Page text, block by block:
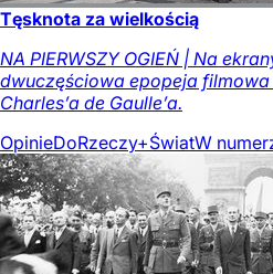
Tęsknota za wielkością
NA PIERWSZY OGIEŃ | Na
dwuczęściowa epopeja
Charles’a de Gaulle’a.
OpinieDoRzeczy+ŚwiatW